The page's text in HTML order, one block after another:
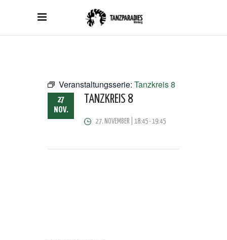
Veranstaltungsserie: Tanzkreis 8
27
NOV.
TANZKREIS 8
27. NOVEMBER | 18:45-19:45